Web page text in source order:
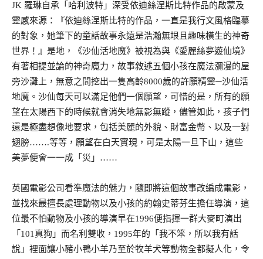
JK 羅琳自承「哈利波特」深受依迪絲涅斯比特作品的啟蒙及
靈感來源：『依迪絲涅斯比特的作品，一直是我行文風格臨摹
的對象，她筆下的童話故事永遠是浩瀚無垠且趣味橫生的神奇
世界！』是地，《沙仙活地魔》被視為與《愛麗絲夢遊仙境》
有著相提並論的神奇魔力，故事敘述五個小孩在魔法瀰漫的屋
旁沙灘上，無意之間挖出一隻高齡8000歲的許願精靈─沙仙活
地魔。沙仙每天可以滿足他們一個願望，可惜的是，所有的願
望在太陽西下的時候就會消失地無影無蹤，儘管如此，孩子們
還是極盡想像地要求，包括美麗的外貌、財富金幣、以及一對
翅膀…….等等，願望在白天實現，可是太陽一旦下山，這些
美夢便會一一成「災」……
英國電影公司看準魔法的魅力，隨即將這個故事改編成電影，
並找來最擅長處理動物以及小孩的約翰史蒂芬生擔任導演，這
位最不怕動物及小孩的導演早在1996便指揮一群大麥町演出
「101真狗」而名利雙收，1995年的「我不笨，所以我有話
說」裡面讓小豬小鴨小羊乃至於牧羊犬等動物全都擬人化，令